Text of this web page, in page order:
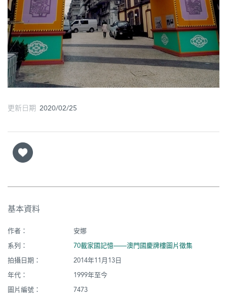
更新日期 2020/02/25
基本資料
作者：
安娜
系列：
70載家國記憶——澳門國慶牌樓圖片徵集
拍攝日期：
2014年11月13日
年代：
1999年至今
圖片編號：
7473